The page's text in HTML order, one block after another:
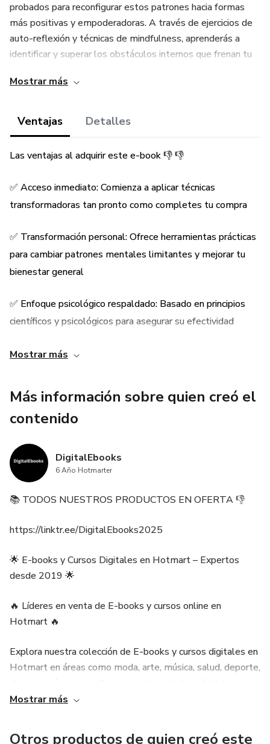
probados para reconfigurar estos patrones hacia formas
más positivas y empoderadoras. A través de ejercicios de
auto-reflexión y técnicas de mindfulness, aprenderás a
identificar y superar los obstáculos internos que frenan tu
física y emocional, proporcionando estrategias para mejorar
cada capítulo ofrece herramientas prácticas respaldadas
adentro hacia afuera. "Controla tu mente para cambiar tu
vida" es más que un libro de autoayuda; es una guía integral
consciente y satisfactoria.
Temas importantes:
✅ Exploración de pensamientos subconscientes
✅ Estrategias para reprogramar creencias limitantes
✅ Identificación y reconfiguración de patrones mentales
✅ Ejercicios de auto-reflexión y mindfulness
✅ Impacto de la mente en la salud física y emocional
✅ Estrategias para mejorar la claridad mental
✅ Y muchas cosas más
Mostrar más
Ventajas Detalles
Las ventajas al adquirir este e-book 👎 👎
✅ Acceso inmediato: Comienza a aplicar técnicas
transformadoras tan pronto como completes tu compra
✅ Transformación personal: Ofrece herramientas prácticas
para cambiar patrones mentales limitantes y mejorar tu
bienestar general
✅ Enfoque psicológico respaldado: Basado en principios
científicos y psicológicos para asegurar su efectividad
✅ Auto-reflexión guiada: Incluye ejercicios que fomentan la
✅ Y mas
Mostrar más
Más información sobre quien creó el
contenido
DigitalEbooks
6 Año Hotmarter
📚 TODOS NUESTROS PRODUCTOS EN OFERTA 👎
https://linktr.ee/DigitalEbooks2025
🌟 E-books y Cursos Digitales en Hotmart – Expertos
desde 2019 🌟
🔥 Líderes en venta de E-books y cursos online en
Hotmart 🔥
Explora nuestra colección de E-books y cursos digitales en
Hotmart en áreas como moda, arte, música, salud, deporte,
finanzas, emprendimiento y mucho más.
Mostrar más
Otros productos de quien creó este